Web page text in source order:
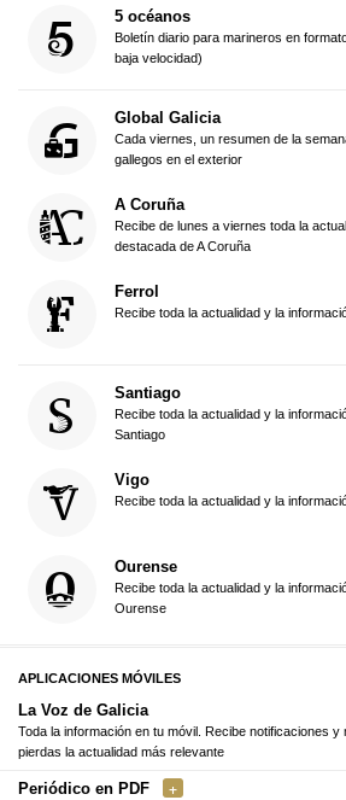
5 océanos
Boletín diario para marineros en
baja velocidad)
Global Galicia
Cada viernes, un resumen de la
gallegos en el exterior
A Coruña
Recibe de lunes a viernes toda la
destacada de A Coruña
Ferrol
Recibe toda la actualidad y la
Santiago
Recibe toda la actualidad y la
Santiago
Vigo
Recibe toda la actualidad y la
Ourense
Recibe toda la actualidad y la
Ourense
APLICACIONES MÓVILES
La Voz de Galicia
Toda la información en tu móvil. Recibe notificaciones y
pierdas la actualidad más relevante
Periódico en PDF